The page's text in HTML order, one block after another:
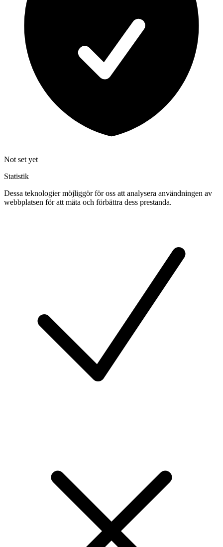
Not set yet
Statistik
Dessa teknologier möjliggör för oss att analysera användningen av
webbplatsen för att mäta och förbättra dess prestanda.